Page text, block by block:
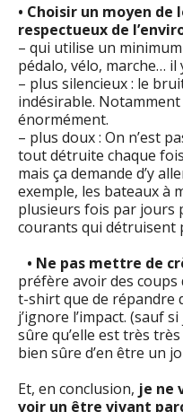
• Choisir un moyen
respectueux de
– qui utilise un minimum
pédalo, vélo, marche…
– plus silencieux : le
indésirable.
énormément.
– plus doux : On n’est
tout détruite chaque
mais ça demande d’y
exemple, les bateaux à
plusieurs fois par jours
courants qui détruisent
• Ne pas mettre de
préfère avoir des coups
t-shirt que de répandre
j’ignore l’impact. (sauf
sûre qu’elle est très
bien sûre d’en être un
Et, en conclusion, je ne
voir un être vivant